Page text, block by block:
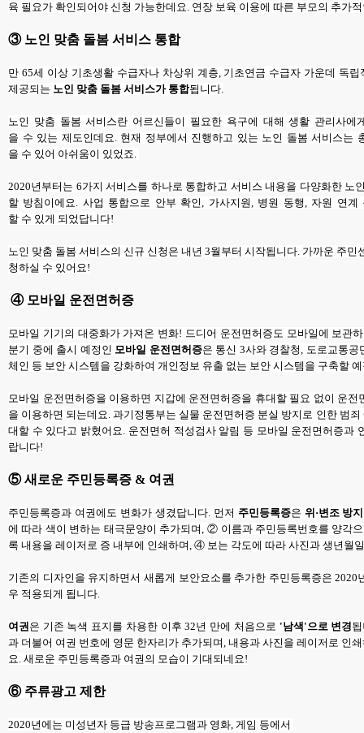
육 필요가 확인되어야 신청 가능한데요. 연장 보육 이용에 따른 부모의 추가
③ 노인 맞춤 돌봄 서비스 통합
만 65세 이상 기초생활 수급자나 차상위 계층, 기초연금 수급자 가운데 독
제공되는 노인 맞춤 돌봄 서비스가 통합됩니다.
노인 맞춤 돌봄 서비스란 어르신들이 필요한 욕구에 대해 생활 관리사에
을 수 있는 제도인데요. 현재 정부에서 진행하고 있는 노인 돌봄 서비스는
을 수 있어 아쉬움이 있었죠.
2020년부터는 6가지 서비스를 하나로 통합하고 서비스 내용을 다양화한 노
할 방침이에요. 사업 통합으로 안부 확인, 가사지원, 병원 동행, 자원 연
할 수 있게 되었답니다!
노인 맞춤 돌봄 서비스의 신규 신청은 내년 3월부터 시작됩니다. 가까운 주민
청하실 수 있어요!
④ 모바일 운전면허증
모바일 기기의 대중화가 가져온 변화! 드디어 운전면허증도 모바일에 보관
분기 중에 출시 예정인 모바일 운전면허증은 통신 3사와 경찰청, 도로교통
체인 등 보안 시스템을 강화하여 개인정보 유출 없는 보안 시스템을 구축할
모바일 운전면허증을 이용하면 지갑에 운전면허증을 휴대할 필요 없이 운
을 이용하면 되는데요. 과기정통부는 실물 운전면허증 분실 방지로 인한 범
대할 수 있다고 밝혔어요. 운전면허 적성검사 알림 등 모바일 운전면허증과
랍니다!
⑤ 새로운 주민등록증 & 여권
주민등록증과 여권에도 변화가 생겼답니다. 먼저 주민등록증은 위·변조 방
에 따라 색이 변하는 태극문양이 추가되며, ② 이름과 주민등록번호를 양각
록 내용을 레이저로 증 내부에 인쇄하며, ④ 보는 각도에 따라 사진과 생년월
기존의 디자인을 유지하면서 새롭게 보안요소를 추가한 주민등록증은
우 적용되게 됩니다.
여권은 기존 녹색 표지를 차용한 이후 32년 만에 처음으로 '남색'으로 변경
과 더불어 여권 번호에 영문 한자리가 추가되며, 내용과 사진을 레이저로 인
요. 새로운 주민등록증과 여권의 모습이 기대되네요!
⑥ 주류광고 제한
2020년에는 미성년자 등급 방송프로그램과 영화, 게임 등에서